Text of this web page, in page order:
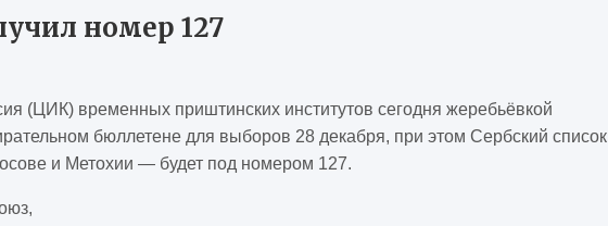
номер 127
(ЦИК) временных приштинских институтов сегодня жеребьёвкой
бюллетене для выборов 28 декабря, при этом Сербский список
и Метохии — будет под номером 127.